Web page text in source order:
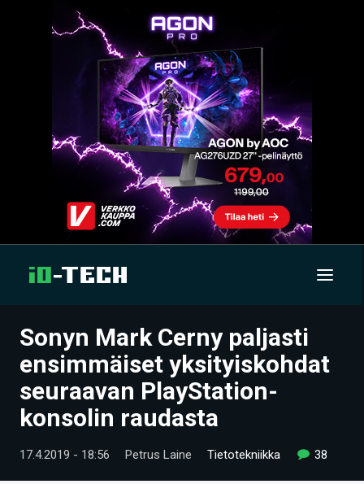
UUTISET
ARTIKKELIT
VIDEOT
TECHBBS
Sonyn Mark Cerny paljasti
ensimmäiset yksityiskohdat
seuraavan PlayStation-
konsolin raudasta
17.4.2019 - 18:56 Petrus Laine Tietotekniikka 38